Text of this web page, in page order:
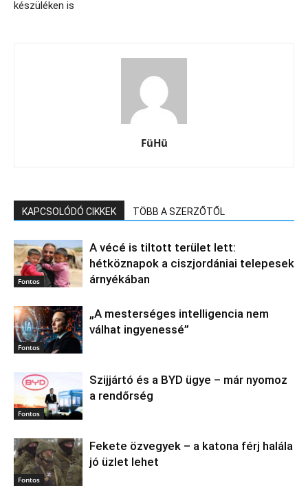
készüléken is
FüHü
KAPCSOLÓDÓ CIKKEK TÖBB A SZERZŐTŐL
Fontos
A vécé is tiltott terület lett:
hétköznapok a ciszjordániai telepesek
árnyékában
Fontos
„A mesterséges intelligencia nem
válhat ingyenessé”
Fontos
Szijjártó és a BYD ügye – már nyomoz
a rendőrség
Fontos
Fekete özvegyek – a katona férj halála
jó üzlet lehet